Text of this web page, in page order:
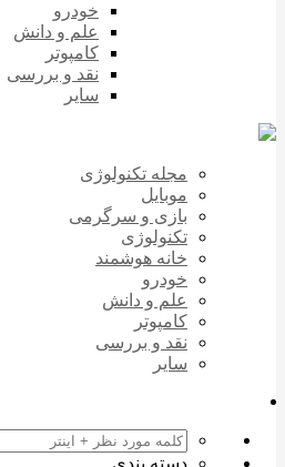
خودرو
علم و دانش
کامپوتر
نقد و بررسی
سایر
مجله تکنولوژی
موبایل
بازی و سرگرمی
تکنولوژی
خانه هوشمند
خودرو
علم و دانش
کامپوتر
نقد و بررسی
سایر
دسته بندی